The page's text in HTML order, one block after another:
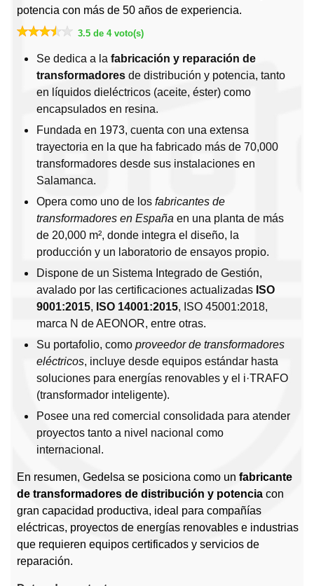
potencia con más de 50 años de experiencia.
3.5 de 4 voto(s)
Se dedica a la fabricación y reparación de
transformadores de distribución y potencia, tanto
en líquidos dieléctricos (aceite, éster) como
encapsulados en resina.
Fundada en 1973, cuenta con una extensa
trayectoria en la que ha fabricado más de 70,000
transformadores desde sus instalaciones en
Salamanca.
Opera como uno de los fabricantes de
transformadores en España en una planta de más
de 20,000 m², donde integra el diseño, la
producción y un laboratorio de ensayos propio.
Dispone de un Sistema Integrado de Gestión,
avalado por las certificaciones actualizadas ISO
9001:2015, ISO 14001:2015, ISO 45001:2018,
marca N de AEONOR, entre otras.
Su portafolio, como proveedor de transformadores
eléctricos, incluye desde equipos estándar hasta
soluciones para energías renovables y el i·TRAFO
(transformador inteligente).
Posee una red comercial consolidada para atender
proyectos tanto a nivel nacional como
internacional.
En resumen, Gedelsa se posiciona como un fabricante
de transformadores de distribución y potencia con
gran capacidad productiva, ideal para compañías
eléctricas, proyectos de energías renovables e industrias
que requieren equipos certificados y servicios de
reparación.